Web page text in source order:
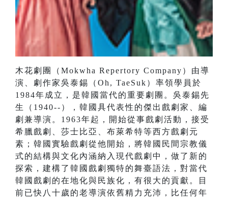
木花劇團（Mokwha Repertory Company）由導
演、劇作家吳泰錫（Oh, TaeSuk）率領學員於
1984年成立，是韓國當代的重要劇團。吳泰錫先
生（1940--），韓國具代表性的傑出戲劇家、編
劇兼導演。1963年起，開始從事戲劇活動，接受
希臘戲劇、莎士比亞、布萊希特等西方戲劇元
素；韓國實驗戲劇從他開始，將韓國民間宗教儀
式的結構與文化內涵納入現代戲劇中，做了新的
探索，建構了韓國戲劇獨特的舞臺語法，對當代
韓國戲劇的在地化與民族化，有很大的貢獻。目
前已快八十歲的老導演依舊精力充沛，比任何年